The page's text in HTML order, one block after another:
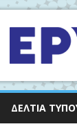
ΔΕΛΤΊΑ